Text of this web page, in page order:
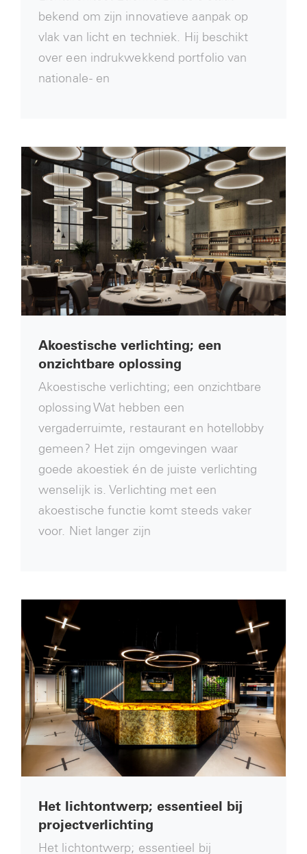
bekend om zijn innovatieve aanpak op
vlak van licht en techniek. Hij beschikt
over een indrukwekkend portfolio van
nationale - en
Akoestische verlichting; een
onzichtbare oplossing
Akoestische verlichting; een onzichtbare
oplossing Wat hebben een
vergaderruimte, restaurant en hotellobby
gemeen? Het zijn omgevingen waar
goede akoestiek én de juiste verlichting
wenselijk is. Verlichting met een
akoestische functie komt steeds vaker
voor. Niet langer zijn
Het lichtontwerp; essentieel bij
projectverlichting
Het lichtontwerp; essentieel bij